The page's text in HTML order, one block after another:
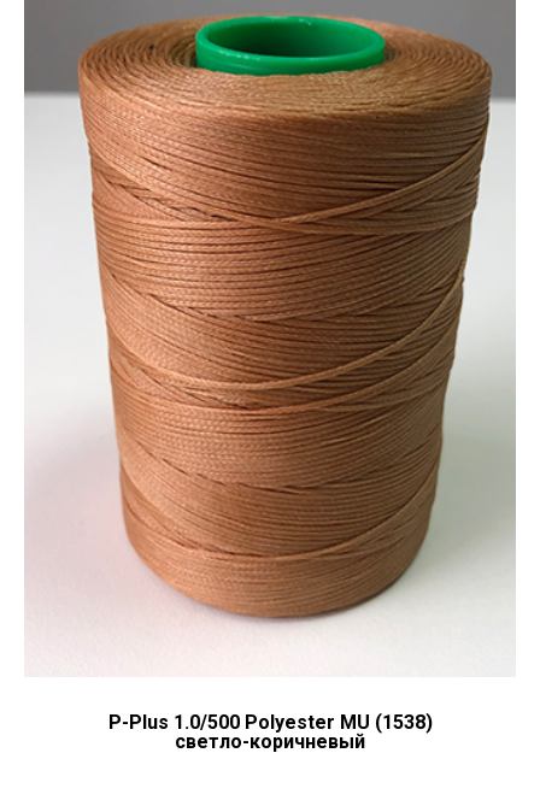
P-Plus 1.0/500 Polyester MU (1538)
светло-коричневый